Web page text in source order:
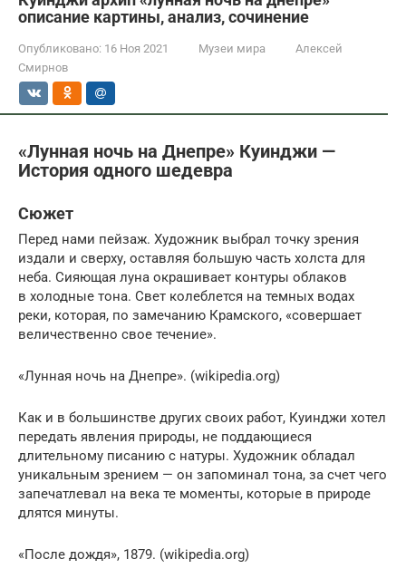
описание картины, анализ, сочинение
Опубликовано: 16 Ноя 2021 Музеи мира
Алексей
Смирнов
«Лунная ночь на Днепре» Куинджи —
История одного шедевра
Сюжет
Перед нами пейзаж. Художник выбрал точку зрения
издали и сверху, оставляя большую часть холста для
неба. Сияющая луна окрашивает контуры облаков
в холодные тона. Свет колеблется на темных водах
реки, которая, по замечанию Крамского, «совершает
величественно свое течение».
«Лунная ночь на Днепре». (wikipedia.org)
Как и в большинстве других своих работ, Куинджи хотел
передать явления природы, не поддающиеся
длительному писанию с натуры. Художник обладал
уникальным зрением — он запоминал тона, за счет чего
запечатлевал на века те моменты, которые в природе
длятся минуты.
«После дождя», 1879. (wikipedia.org)